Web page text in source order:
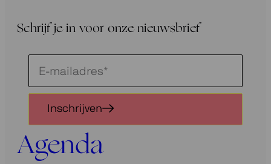
Schrijf je in voor onze nieuwsbrief
Schrijf
je
voor
onze
nieuwsbrief
Inschrijven
Agenda